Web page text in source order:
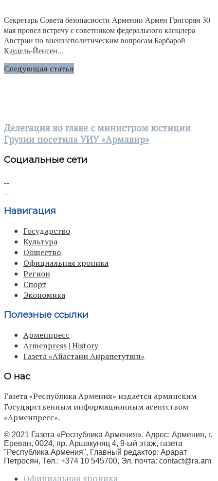
Секретарь Совета безопасности Армении Армен Григорян 30
мая провел встречу с советником федерального канцлера
Австрии по внешнеполитическим вопросам Барбарой
Каудель-Йенсен...
Следующая статья
Делегация во главе с министром юстиции
Грузии посетила УИУ «Армавир»
Социальные сети
Навигация
Государство
Культура
Общество
Официальная хроника
Регион
Спорт
Экономика
Полезные ссылки
Арменпресс
Armenpress | History
Газета «Айастани Анрапетутюн»
О нас
Газета «Республика Армения» издаётся армянским
Государственным информационным агентством
«Арменпресс».
© 2021 Газета «Республика Армения». Адрес: Армения, г.
Ереван, 0024, пр. Аршакуняц 4, 9-ый этаж, газета
"Республика Армения", Главный редактор: Арарат
Петросян, Тел.: +374 10 545700, Эл. почта: contact@ra.am
Официальная хроника